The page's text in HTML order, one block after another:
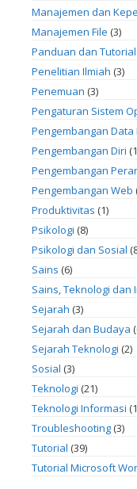
Manajemen dan
Manajemen File (3)
Panduan dan Tutorial
Penelitian Ilmiah (3)
Penemuan (3)
Pengaturan Sistem
Pengembangan Data
Pengembangan Diri
Pengembangan
Pengembangan Web
Produktivitas (1)
Psikologi (8)
Psikologi dan Sosial
Sains (6)
Sains, Teknologi dan
Sejarah (3)
Sejarah dan Budaya
Sejarah Teknologi (2)
Sosial (3)
Teknologi (21)
Teknologi Informasi
Troubleshooting (3)
Tutorial (39)
Tutorial Microsoft